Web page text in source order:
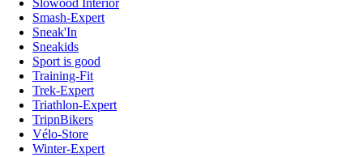
Slowood Interior
Smash-Expert
Sneak'In
Sneakids
Sport is good
Training-Fit
Trek-Expert
Triathlon-Expert
TripnBikers
Vélo-Store
Winter-Expert